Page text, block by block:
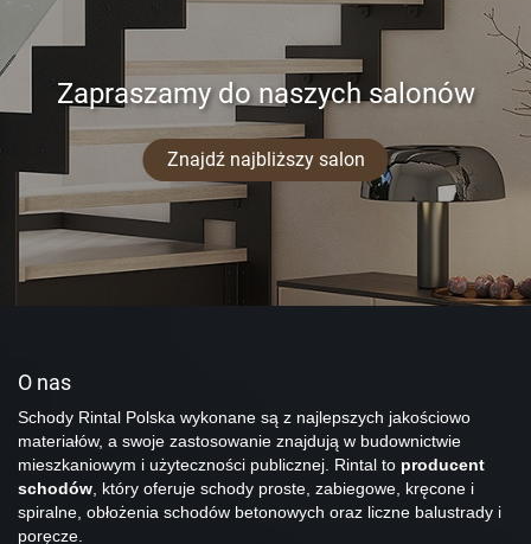
Zapraszamy do naszych salonów
Znajdź najbliższy salon
O nas
Schody Rintal Polska wykonane są z najlepszych jakościowo
materiałów, a swoje zastosowanie znajdują w budownictwie
mieszkaniowym i użyteczności publicznej. Rintal to producent
schodów , który oferuje schody proste, zabiegowe, kręcone i
spiralne, obłożenia schodów betonowych oraz liczne balustrady i
poręcze.